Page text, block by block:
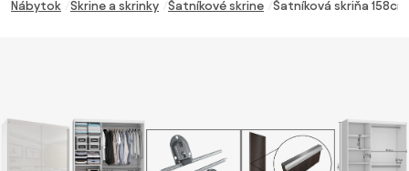
Nábytok Skrine a skrinky Šatníkové skrine Šatníková skriňa